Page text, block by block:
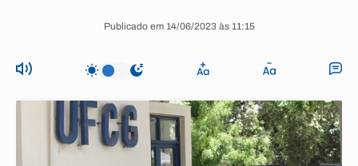
Publicado em 14/06/2023 às 11:15